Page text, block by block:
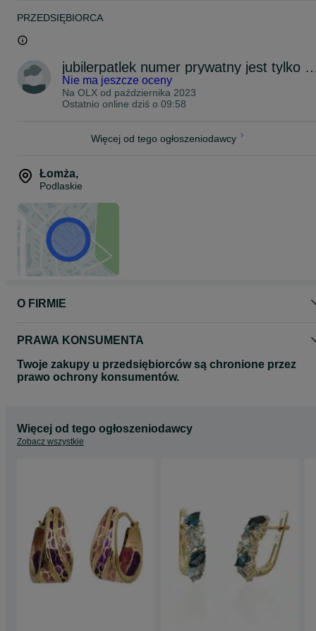
Opakowanie prezentowe
Dowód zakupu
Certyfikat autentyczności
Jesteśmy oficjalnym partnerem marki VERONA
Proszę dzwonić w godzinach pracy sklepu 10-18: 86-216-75-16
W przypadku wiadomości sms: +48*******10
Stan sklepowy produktu można sprawdzić na stronie
Dostępne opcję wysyłki: paczkomat inpost, inpost kurier, inpost
kurier za pobraniem
PRZEDSIĘBIORCA
jubilerpatlek numer
Nie ma jeszcze oceny
Na OLX od października 2023
Ostatnio online dziś o 09:58
Więcej od tego ogłoszeniodawcy
Łomża,
Podlaskie
O FIRMIE
PRAWA KONSUMENTA
Twoje zakupy u przedsiębiorców są chronione przez
prawo ochrony konsumentów.
Więcej od tego ogłoszeniodawcy
Zobacz wszystkie